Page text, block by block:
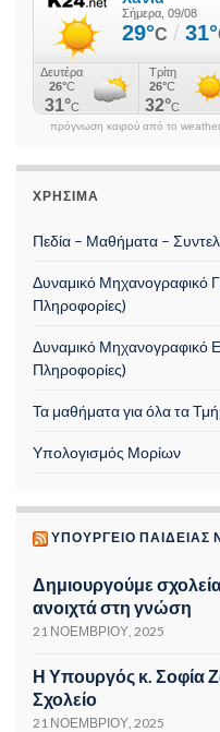
πρόγνωση καιρού από το
ΧΡΉΣΙΜΑ
Πεδία – Μαθήματα –
Δυναμικό Μηχανογραφικό
Πληροφορίες)
Δυναμικό Μηχανογραφικό
Πληροφορίες)
Τα μαθήματα για όλα τα
Υπολογισμός Μορίων
ΥΠΟΥΡΓΕΊΟ ΠΑΙΔΕΊΑΣ
Δημιουργούμε
ανοιχτά στη γνώση
21 ΝΟΕΜΒΡΊΟΥ, 2025
Η Υπουργός κ. Σοφία
Σχολείο
21 ΝΟΕΜΒΡΊΟΥ, 2025